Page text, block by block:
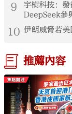
9
宇樹科技：
DeepSeek參
10 伊朗威脅若
推薦內容